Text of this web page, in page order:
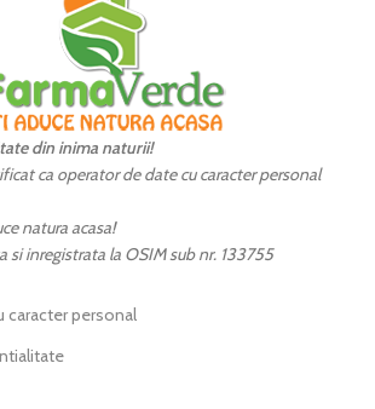
din inima naturii!
ca operator de date cu caracter personal
natura acasa!
si inregistrata la OSIM sub nr. 133755
caracter personal